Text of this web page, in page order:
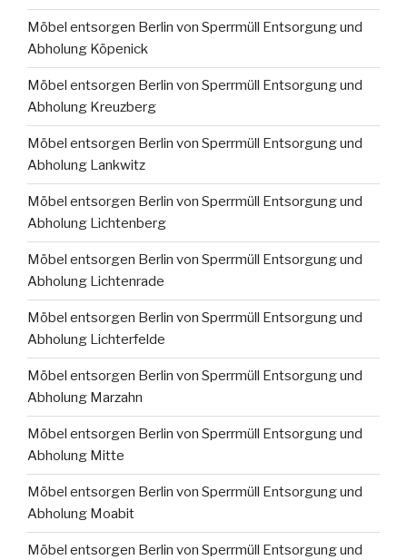
Möbel entsorgen Berlin von Sperrmüll Entsorgung und
Abholung Köpenick
Möbel entsorgen Berlin von Sperrmüll Entsorgung und
Abholung Kreuzberg
Möbel entsorgen Berlin von Sperrmüll Entsorgung und
Abholung Lankwitz
Möbel entsorgen Berlin von Sperrmüll Entsorgung und
Abholung Lichtenberg
Möbel entsorgen Berlin von Sperrmüll Entsorgung und
Abholung Lichtenrade
Möbel entsorgen Berlin von Sperrmüll Entsorgung und
Abholung Lichterfelde
Möbel entsorgen Berlin von Sperrmüll Entsorgung und
Abholung Marzahn
Möbel entsorgen Berlin von Sperrmüll Entsorgung und
Abholung Mitte
Möbel entsorgen Berlin von Sperrmüll Entsorgung und
Abholung Moabit
Möbel entsorgen Berlin von Sperrmüll Entsorgung und